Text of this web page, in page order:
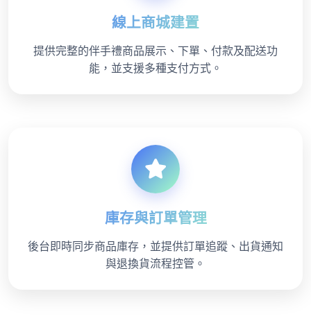
線上商城建置
提供完整的伴手禮商品展示、下單、付款及配送功
能，並支援多種支付方式。
庫存與訂單管理
後台即時同步商品庫存，並提供訂單追蹤、出貨通知
與退換貨流程控管。